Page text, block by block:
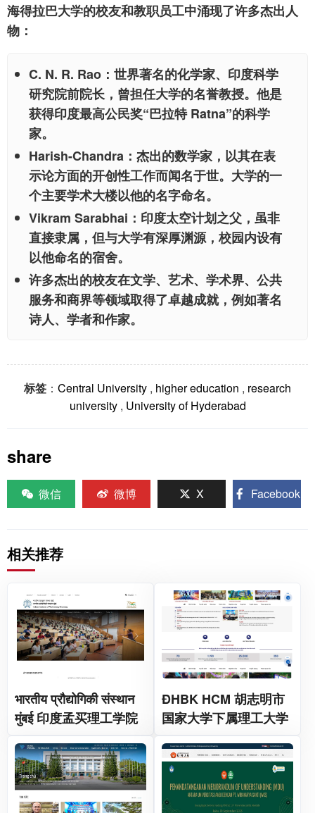
海得拉巴大学的校友和教职员工中涌现了许多杰出人
物：
C. N. R. Rao： 世界著名的化学家、印度科学
研究院前院长，曾担任大学的名誉教授。他是
获得印度最高公民奖“巴拉特 Ratna”的科学
家。
Harish-Chandra： 杰出的数学家，以其在表
示论方面的开创性工作而闻名于世。大学的一
个主要学术大楼以他的名字命名。
Vikram Sarabhai： 印度太空计划之父，虽非
直接隶属，但与大学有深厚渊源，校园内设有
以他命名的宿舍。
许多杰出的校友在文学、艺术、学术界、公共
服务和商界等领域取得了卓越成就，例如著名
诗人、学者和作家。
标签 ： Central University , higher education , research
university, University of Hyderabad
share
微信 微博 X Facebook
相关推荐
भारतीय प्रौद्योगिकी संस्थान
मुंबई 印度孟买理工学院
ĐHBK HCM 胡志明市
国家大学下属理工大学